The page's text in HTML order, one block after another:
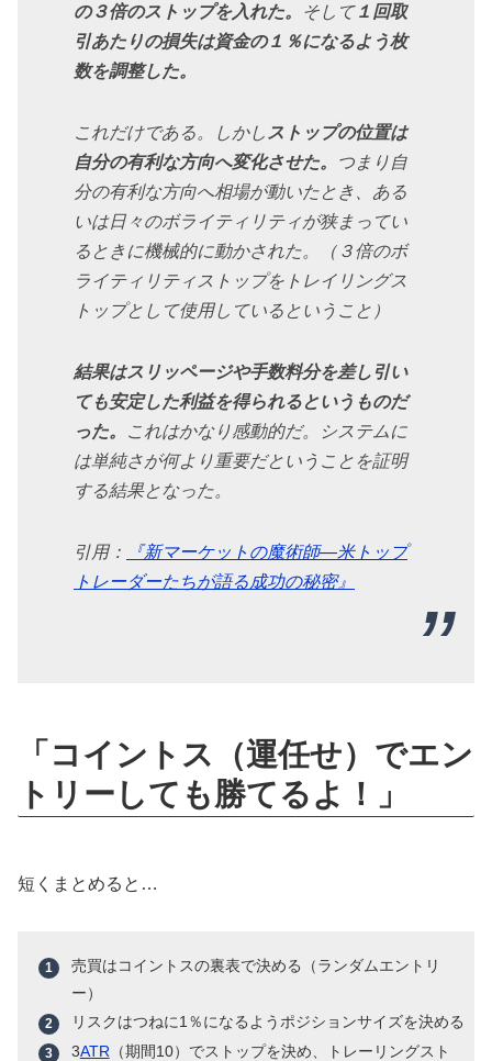
の３倍のストップを入れた。 そして１回取
引あたりの損失は資金の１％になるよう枚
数を調整した。
これだけである。しかし ストップの位置は
自分の有利な方向へ変化させた。
つまり自
分の有利な方向へ相場が動いたとき、ある
いは日々のボライティリティが狭まってい
るときに機械的に動かされた。（３倍のボ
ライティリティストップをトレイリングス
トップとして使用しているということ）
結果はスリッページや手数料分を差し引い
ても安定した利益を得られるというものだ
った。
これはかなり感動的だ。システムに
は単純さが何より重要だということを証明
する結果となった。
引用：
『新マーケットの魔術師―米トップ
トレーダーたちが語る成功の秘密』
「コイントス（運任せ）でエン
トリーしても勝てるよ！」
短くまとめると…
売買はコイントスの裏表で決める（ランダムエントリ
ー）
リスクはつねに1％になるようポジションサイズを決める
3ATR （期間10）でストップを決め、トレーリングスト